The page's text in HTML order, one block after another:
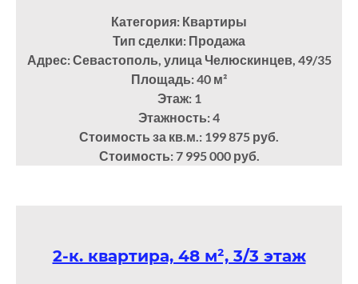
Категория: Квартиры
Тип сделки: Продажа
Адрес: Севастополь, улица Челюскинцев, 49/35
Площадь: 40 м²
Этаж: 1
Этажность: 4
Стоимость за кв.м.: 199 875 руб.
Стоимость: 7 995 000 руб.
2-к. квартира, 48 м², 3/3 этаж